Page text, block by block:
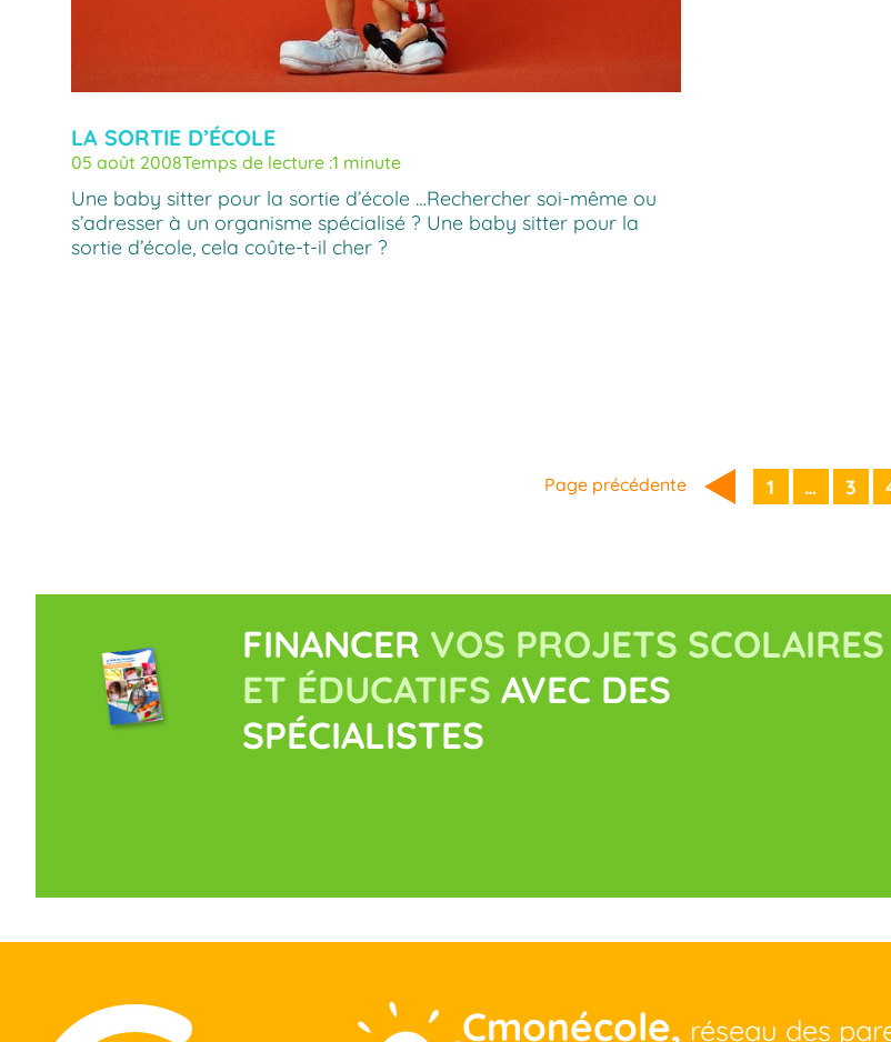
LA SORTIE D’ÉCOLE
05 août 2008Temps de lecture :1 minute
Une baby sitter pour la sortie d’école …Rechercher soi-même ou
s’adresser à un organisme spécialisé ? Une baby sitter pour la
sortie d’école, cela coûte-t-il cher ?
Page précédente 1 … 3
FINANCER VOS PROJETS SCOLAIRES
ET ÉDUCATIFS AVEC DES
SPÉCIALISTES
Cmonécole, réseau des